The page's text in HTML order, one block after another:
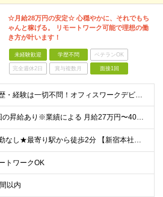
☆月給28万円の安定☆ 心穏やかに、それでもち
ゃんと稼げる。 リモートワーク可能で理想の働
き方が叶います！
未経験歓迎 学歴不問 ベテランOK
完全週休2日 賞与複数月 面接1回
【学歴・経験は一切不問！オフィスワークデビュー歓迎♪】 ●PCでの基本的な文字入力ができる方（Word、Excelの基本操作ができればOK） ☆こんな方にピッタリです☆ ◎スケジュール調整が得意な方
年1回の昇給あり※業績による 月給27万円〜40万円＋皆勤手当（1万円）＋インセンティブ＋賞与年1回 ★インセンティブはマッチングの数で決定！ ・スタッフの8割は月2.5〜3万円程GET！ ・中に
★転勤なし★最寄り駅から徒歩2分 【新宿本社】 東京都新宿区新宿1-3-12 壱丁目参番館501
トワークOK
以内